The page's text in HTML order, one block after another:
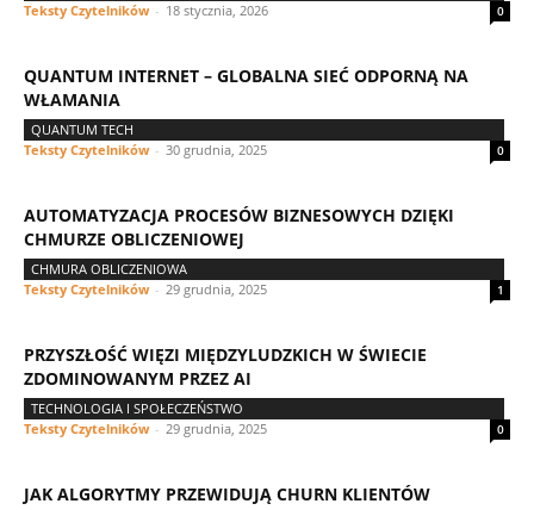
Teksty Czytelników - 18 stycznia, 2026 0
QUANTUM INTERNET – GLOBALNA SIEĆ ODPORNĄ NA
WŁAMANIA
QUANTUM TECH
Teksty Czytelników - 30 grudnia, 2025 0
AUTOMATYZACJA PROCESÓW BIZNESOWYCH DZIĘKI
CHMURZE OBLICZENIOWEJ
CHMURA OBLICZENIOWA
Teksty Czytelników - 29 grudnia, 2025 1
PRZYSZŁOŚĆ WIĘZI MIĘDZYLUDZKICH W ŚWIECIE
ZDOMINOWANYM PRZEZ AI
TECHNOLOGIA I SPOŁECZEŃSTWO
Teksty Czytelników - 29 grudnia, 2025 0
JAK ALGORYTMY PRZEWIDUJĄ CHURN KLIENTÓW